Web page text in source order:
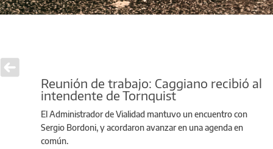
Reunión de trabajo: Caggiano recibió al
intendente de Tornquist
El Administrador de Vialidad mantuvo un encuentro con
Sergio Bordoni, y acordaron avanzar en una agenda en
común.